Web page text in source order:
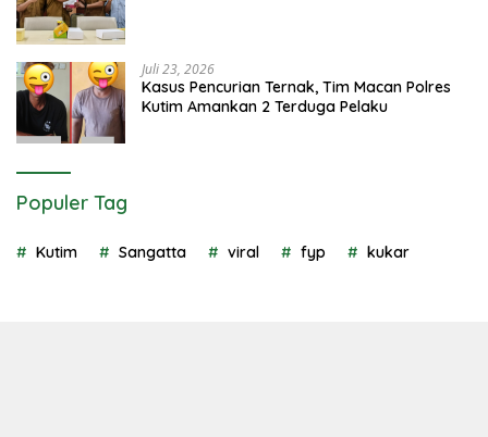
Juli 23, 2026
Kasus Pencurian Ternak, Tim Macan Polres
Kutim Amankan 2 Terduga Pelaku
Populer Tag
Kutim Sangatta viral fyp kukar